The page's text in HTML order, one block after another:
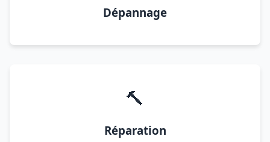
Dépannage
🔨
Réparation